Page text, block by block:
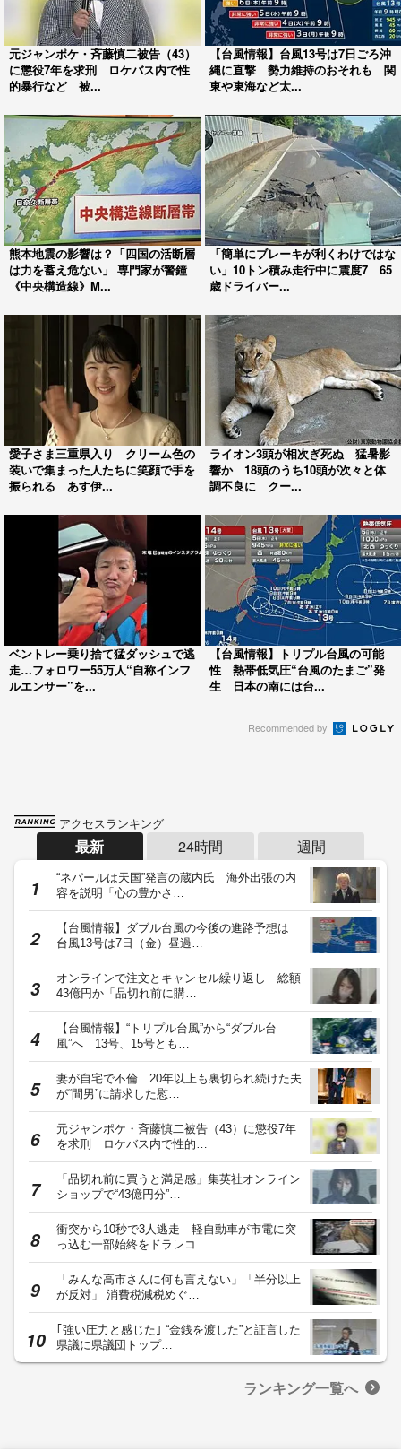
元ジャンポケ・斉藤慎二被告（43）
に懲役7年を求刑 ロケバス内で性
的暴行など 被...
【台風情報】台風13号は7日ごろ沖
縄に直撃 勢力維持のおそれも 関
東や東海など太...
熊本地震の影響は？「四国の活断層
は力を蓄え危ない」 専門家が警鐘
《中央構造線》M...
「簡単にブレーキが利くわけではな
い」10トン積み走行中に震度7 65
歳ドライバー...
愛子さま三重県入り クリーム色の
装いで集まった人たちに笑顔で手を
振られる あす伊...
ライオン3頭が相次ぎ死ぬ 猛暑影
響か 18頭のうち10頭が次々と体
調不良に クー...
ベントレー乗り捨て猛ダッシュで逃
走…フォロワー55万人“自称インフ
ルエンサー”を...
【台風情報】トリプル台風の可能
性 熱帯低気圧“台風のたまご”発
生 日本の南には台...
Recommended by
アクセスランキング
最新 24時間 週間
“ネパールは天国”発言の蔵内氏 海外出張の内
容を説明「心の豊かさ…
【台風情報】ダブル台風の今後の進路予想は
台風13号は7日（金）昼過…
オンラインで注文とキャンセル繰り返し 総額
43億円か「品切れ前に購…
【台風情報】“トリプル台風”から“ダブル台
風”へ 13号、15号とも…
妻が自宅で不倫…20年以上も裏切られ続けた夫
が“間男”に請求した慰…
元ジャンポケ・斉藤慎二被告（43）に懲役7年
を求刑 ロケバス内で性的…
「品切れ前に買うと満足感」集英社オンライン
ショップで“43億円分”…
衝突から10秒で3人逃走 軽自動車が市電に突
っ込む一部始終をドラレコ…
「みんな高市さんに何も言えない」「半分以上
が反対」 消費税減税めぐ…
｢強い圧力と感じた｣ “金銭を渡した”と証言した
県議に県議団トップ…
ランキング一覧へ